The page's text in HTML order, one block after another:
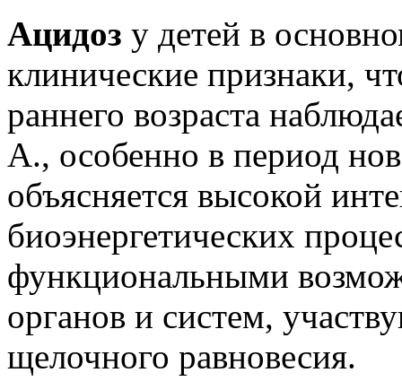
Ацидоз у детей в
клинические признаки,
раннего возраста
А., особенно в период
объясняется высокой
биоэнергетических
функциональными
органов и систем,
щелочного равновесия.